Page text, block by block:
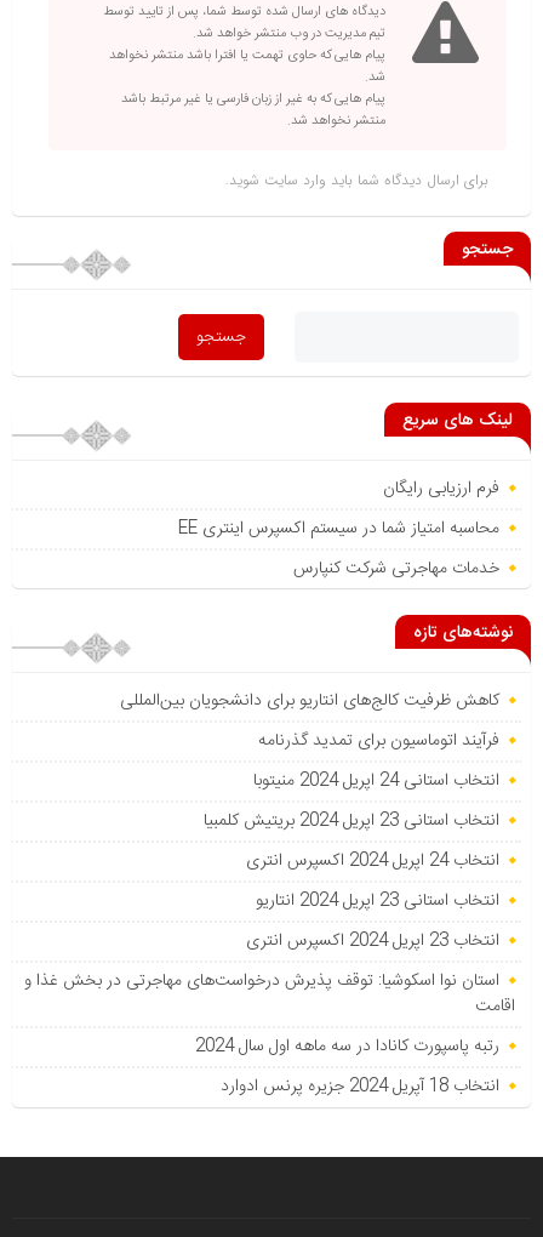
دیدگاه های ارسال شده توسط شما، پس از تایید توسط
تیم مدیریت در وب منتشر خواهد شد.
پیام هایی که حاوی تهمت یا افترا باشد منتشر نخواهد
شد.
پیام هایی که به غیر از زبان فارسی یا غیر مرتبط باشد
منتشر نخواهد شد.
برای ارسال دیدگاه شما باید وارد سایت شوید.
جستجو
لینک های سریع
فرم ارزیابی رایگان
محاسبه امتیاز شما در سیستم اکسپرس اینتری EE
خدمات مهاجرتی شرکت کنپارس
نوشته‌های تازه
کاهش ظرفیت کالج‌های انتاریو برای دانشجویان بین‌المللی
فرآیند اتوماسیون برای تمدید گذرنامه
انتخاب استانی 24 اپریل 2024 منیتوبا
انتخاب استانی 23 اپریل 2024 بریتیش کلمبیا
انتخاب 24 اپریل 2024 اکسپرس انتری
انتخاب استانی 23 اپریل 2024 انتاریو
انتخاب 23 اپریل 2024 اکسپرس انتری
استان نوا اسکوشیا: توقف پذیرش درخواست‌های مهاجرتی در بخش غذا و
اقامت
رتبه پاسپورت کانادا در سه ماهه اول سال 2024
انتخاب 18 آپریل 2024 جزیره پرنس ادوارد